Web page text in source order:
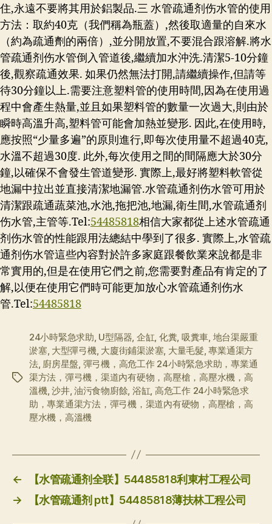
住,永遠不要將其用於鋁製品.三 水管疏通剂伤水管的使用
方法：取約40克（我們稱為瓶蓋）,然後取適量的自來水
（約為疏通劑的兩倍）,並分開放置,不要混合跟溶解.將水
管疏通剂伤水管倒入管道後,繼續加水沖洗.清潔5-10分鐘
後,觀察疏通效果. 如果仍然無法打開,請繼續操作,但請等
待30分鐘以上.需要注意塑料管的使用時間,因為在使用過
程中會產生熱量,並且如果塑料管的數量一次過大,則由於
瞬時高溫升高,塑料管可能會加熱並變形. 因此,在使用時,
應按照“少量多遍”的原則進行,即每次使用量不超過40克,
水溫不超過30度. 此外,每次使用之間的間隔應大於30分
鐘,以確保不會發生管道變形. 實際上,最好將塑料軟管從
地漏中拉出並直接清潔地漏管.水管疏通剂伤水管可用於
清潔跟疏通蔬菜池,水池,拖把池,地漏,衛生間,水管疏通剂
伤水管,主管等.Tel:54485818相信大家都從上述水管疏通
剂伤水管的性能跟用法總結中學到了很多. 實際上,水管疏
通剂伤水管這些內容對於許多家庭跟餐飲業來說都是非
常實用的,但是在使用它們之前,您需要對產品有肯定的了
解,以便在使用它們時可能更加放心水管疏通剂伤水
管.Tel:54485818
标
24小時緊急求助 U型隔器 企缸 化糞 吸糞車 地台渠嚴重
淤塞, 大型彈弓機, 大廈街鋪渠淤塞, 大量毛髮 ,專業通渠方
法, 廚房星盤 彈弓機，高危工作 24小時緊急求助，專業通
渠方法，彈弓機，渠道內有硬物，高壓槍，高壓水機，高
溫機, 沙井, 油污食物廚餘 浴缸 高危工作 24小時緊急求
助，專業通渠方法，彈弓機，渠道內有硬物，高壓槍，高
壓水機，高溫機
←
【水管疏通剂全联】54485818利東村工程公司
→
【水管疏通剂 ptt】54485818薄扶林工程公司